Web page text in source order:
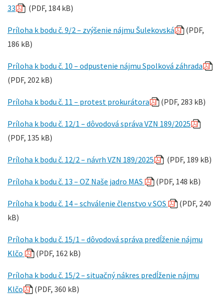
33
(PDF, 184 kB)
Príloha k bodu č. 9/2 – zvýšenie nájmu Šulekovská
(PDF,
186 kB)
Príloha k bodu č. 10 – odpustenie nájmu Spolková záhrada
(PDF, 202 kB)
Príloha k bodu č. 11 – protest prokurátora (PDF, 283 kB)
Príloha k bodu č. 12/1 – dôvodová správa VZN 189/2025
(PDF, 135 kB)
Príloha k bodu č. 12/2 – návrh VZN 189/2025 (PDF, 189 kB)
Príloha k bodu č. 13 – OZ Naše jadro MAS (PDF, 148 kB)
Príloha k bodu č. 14 – schválenie členstvo v SOS
(PDF, 240
kB)
Príloha k bodu č. 15/1 – dôvodová správa predĺženie nájmu
Klčo
(PDF, 162 kB)
Príloha k bodu č. 15/2 – situačný nákres predĺženie nájmu
Klčo
(PDF, 360 kB)